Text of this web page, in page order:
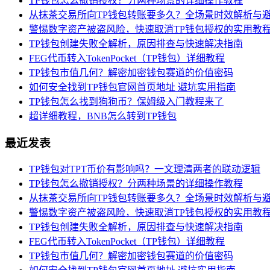
从抹茶交易所向TP钱包转账要多久？全场景时效解析与
警惕数字资产被盗风险，快速取消TP钱包授权的实用教
TP钱包创建失败全解析，原因排查与快速解决指南
FEG代币转入TokenPocket（TP钱包）详细教程
TP钱包市值几何？解密加密钱包赛道的价值密码
如何安全找到TP钱包官网首页地址 避坑实用指南
TP钱包怎么找到狗狗币？保姆级入门教程来了
超详细教程，BNB怎么转到TP钱包
最近发表
TP钱包对TPT币价有影响吗？一文理清两者的联动逻辑
TP钱包怎么撤销授权？分两种场景的详细操作教程
从抹茶交易所向TP钱包转账要多久？全场景时效解析与
警惕数字资产被盗风险，快速取消TP钱包授权的实用教
TP钱包创建失败全解析，原因排查与快速解决指南
FEG代币转入TokenPocket（TP钱包）详细教程
TP钱包市值几何？解密加密钱包赛道的价值密码